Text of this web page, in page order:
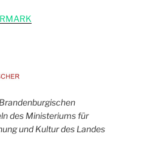
des Ministeriums für
und Kultur des Landes